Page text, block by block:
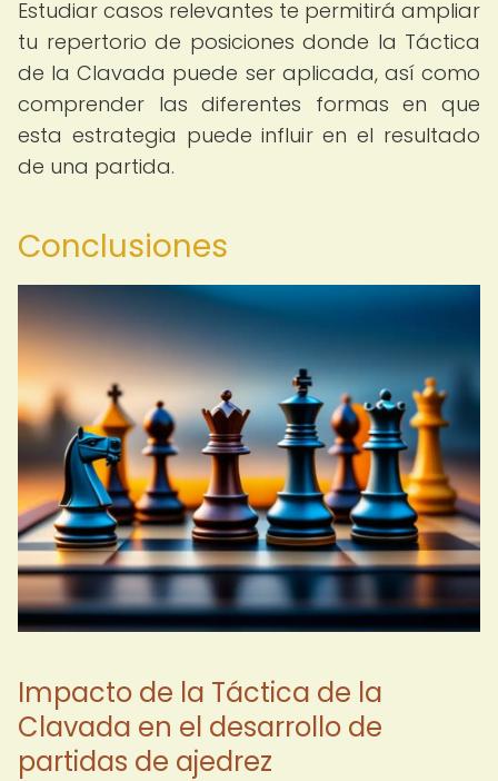
Estudiar casos relevantes te permitirá ampliar
tu repertorio de posiciones donde la Táctica
de la Clavada puede ser aplicada, así como
comprender las diferentes formas en que
esta estrategia puede influir en el resultado
de una partida.
Conclusiones
Impacto de la Táctica de la
Clavada en el desarrollo de
partidas de ajedrez